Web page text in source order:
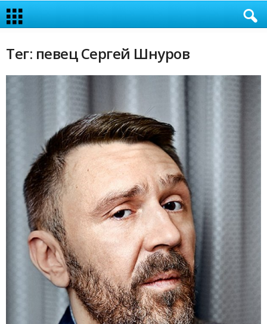
Тег: певец Сергей Шнуров